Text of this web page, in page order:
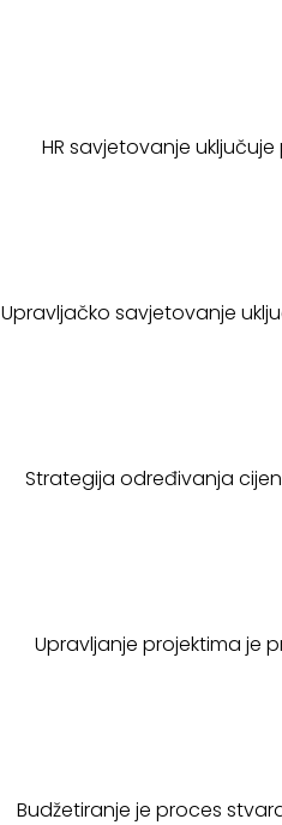
HR savjetovanje
Upravljačko savjetovanje
Strategija određivanja
Upravljanje projektima je
Budžetiranje je proces